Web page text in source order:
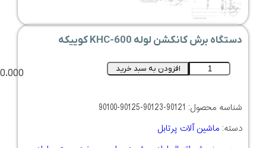
دستگاه برش کانکشن لوله KHC-600 کوییکه
افزودن به سبد خرید
شناسه محصول: 90121-90123-90125-90100
دسته: ماشین آلات پرتابل